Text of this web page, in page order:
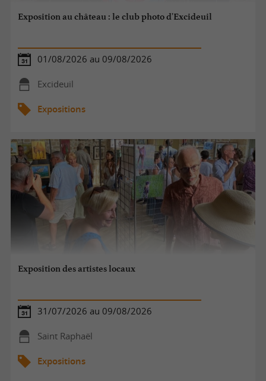
Exposition au château : le club photo d'Excideuil
01/08/2026 au 09/08/2026
Excideuil
Expositions
Exposition des artistes locaux
31/07/2026 au 09/08/2026
Saint Raphaël
Expositions